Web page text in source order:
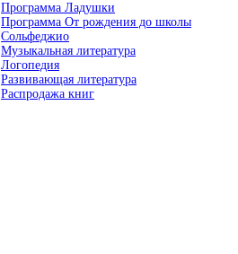
Программа Ладушки
Программа От рождения до школы
Сольфеджио
Музыкальная литература
Логопедия
Развивающая литература
Распродажа книг